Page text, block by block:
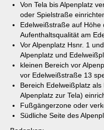
Von Tela bis Alpenplatz
oder Spielstraße
Edelweißstraße auf Höhe
Aufenthaltsqualität am
Vor Alpenplatz Hsnr. 1
Alpenplatz und
kleinen Bereich vor
vor Edelweißstraße 13
Bereich Edelweißplatz
Alpenplatz zur Tela)
Fußgängerzone oder
Südliche Seite des